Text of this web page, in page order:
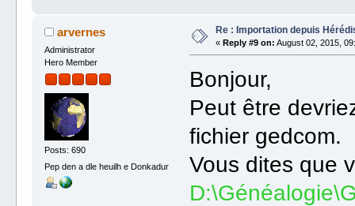
arvernes
Administrator
Hero Member
Posts: 690
Pep den a dle heuilh e Donkadur
Re : Importation depuis
« Reply #9 on: August 02, 2015,
Bonjour,
Peut être
fichier gedcom.
Vous dites que